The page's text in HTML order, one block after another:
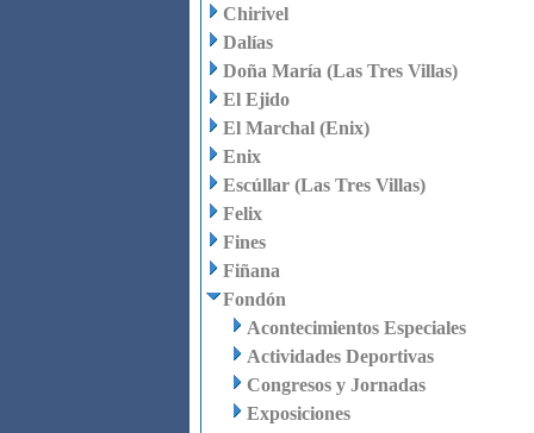
Chirivel
Dalías
Doña María (Las Tres Villas)
El Ejido
El Marchal (Enix)
Enix
Escúllar (Las Tres Villas)
Felix
Fines
Fiñana
Fondón
Acontecimientos Especiales
Actividades Deportivas
Congresos y Jornadas
Exposiciones